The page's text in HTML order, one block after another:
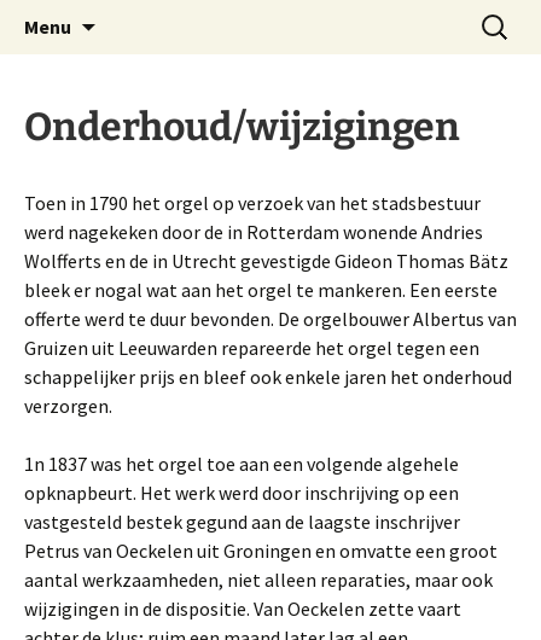
Stichting Schnitgerorgel
Zwolle
Website Schnitgerorgel Grote Kerk Zwolle
Menu
Zoeken
naar:
Onderhoud/wijzigingen
Toen in 1790 het orgel op verzoek van het stadsbestuur
werd nagekeken door de in Rotterdam wonende Andries
Wolfferts en de in Utrecht gevestigde Gideon Thomas Bätz
bleek er nogal wat aan het orgel te mankeren. Een eerste
offerte werd te duur bevonden. De orgelbouwer Albertus van
Gruizen uit Leeuwarden repareerde het orgel tegen een
schappelijker prijs en bleef ook enkele jaren het onderhoud
verzorgen.
1n 1837 was het orgel toe aan een volgende algehele
opknapbeurt. Het werk werd door inschrijving op een
vastgesteld bestek gegund aan de laagste inschrijver
Petrus van Oeckelen uit Groningen en omvatte een groot
aantal werkzaamheden, niet alleen reparaties, maar ook
wijzigingen in de dispositie. Van Oeckelen zette vaart